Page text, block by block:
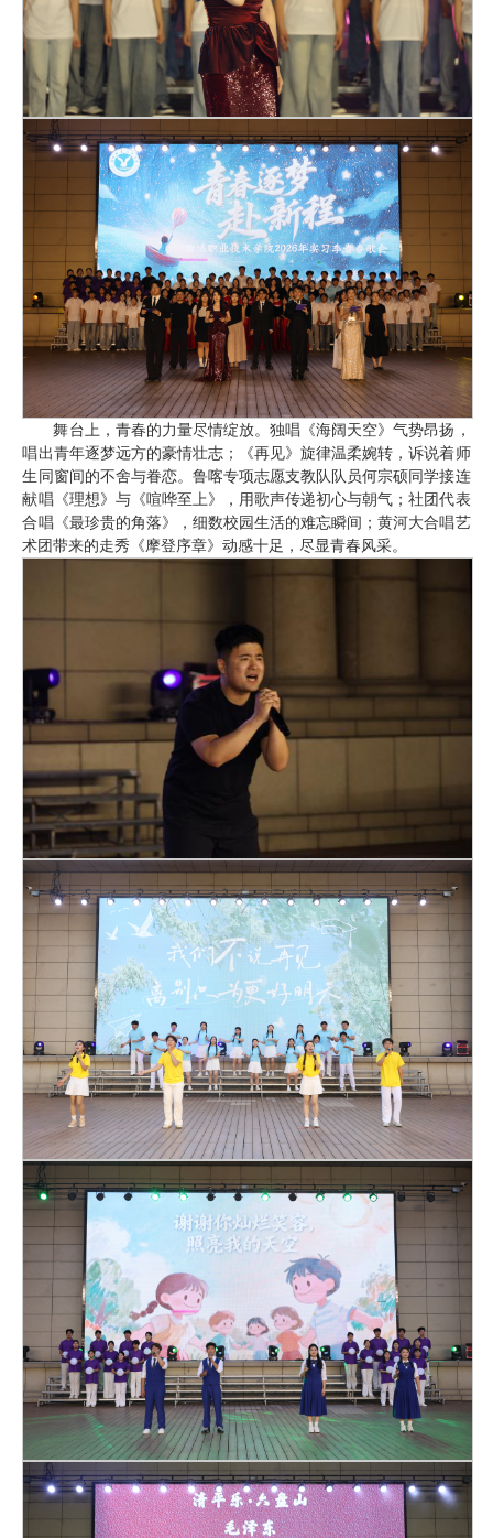
舞台上，青春的力量尽情绽放。独唱《海阔天空》气势昂扬，
唱出青年逐梦远方的豪情壮志；《再见》旋律温柔婉转，诉说着师
生同窗间的不舍与眷恋。鲁喀专项志愿支教队队员何宗硕同学接连
献唱《理想》与《喧哗至上》，用歌声传递初心与朝气；社团代表
合唱《最珍贵的角落》，细数校园生活的难忘瞬间；黄河大合唱艺
术团带来的走秀《摩登序章》动感十足，尽显青春风采。